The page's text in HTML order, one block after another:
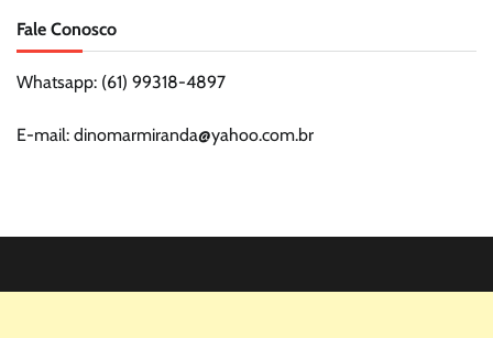
Fale Conosco
Whatsapp: (61) 99318-4897
E-mail: dinomarmiranda@yahoo.com.br